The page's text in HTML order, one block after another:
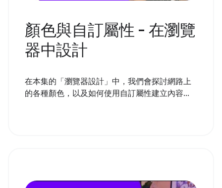
顏色與自訂屬性 - 在瀏覽
器中設計
在本集的「瀏覽器設計」中，我們會探討網路上
的各種顏色，以及如何使用自訂屬性建立內容...